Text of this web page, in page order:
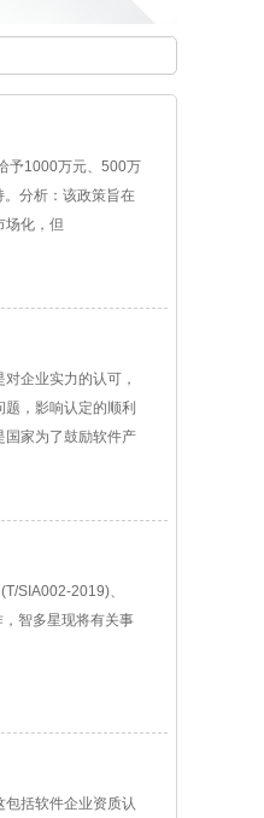
予1000万元、500万
分析：该政策旨在
场化，但
企业实力的认可，
，影响认定的顺利
国家为了鼓励软件产
SIA002-2019)、
智多星现将有关事
括软件企业资质认